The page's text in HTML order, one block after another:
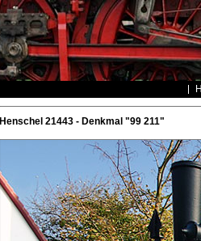
Henschel 21443 - Denkmal "99 211"